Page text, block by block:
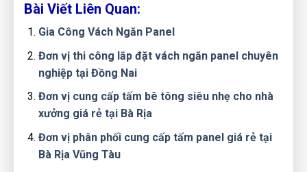
Bài Viết Liên Quan:
Gia Công Vách Ngăn Panel
Đơn vị thi công lắp đặt vách ngăn panel chuyên
nghiệp tại Đồng Nai
Đơn vị cung cấp tấm bê tông siêu nhẹ cho nhà
xưởng giá rẻ tại Bà Rịa
Đơn vị phân phối cung cấp tấm panel giá rẻ tại
Bà Rịa Vũng Tàu